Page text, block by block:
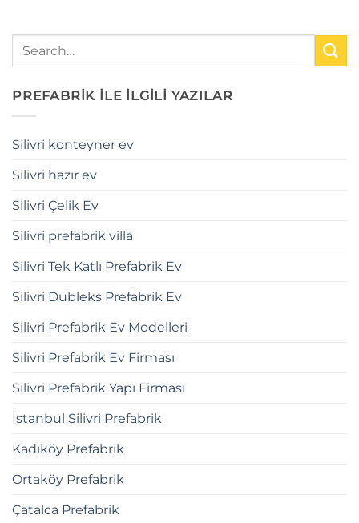
PREFABRİK İLE İLGİLİ YAZILAR
Silivri konteyner ev
Silivri hazır ev
Silivri Çelik Ev
Silivri prefabrik villa
Silivri Tek Katlı Prefabrik Ev
Silivri Dubleks Prefabrik Ev
Silivri Prefabrik Ev Modelleri
Silivri Prefabrik Ev Firması
Silivri Prefabrik Yapı Firması
İstanbul Silivri Prefabrik
Kadıköy Prefabrik
Ortaköy Prefabrik
Çatalca Prefabrik